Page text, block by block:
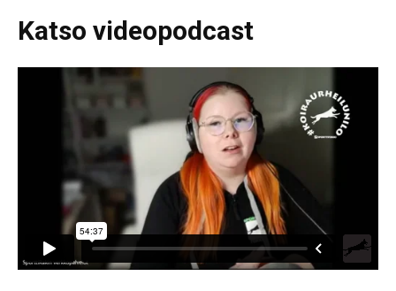
Katso videopodcast